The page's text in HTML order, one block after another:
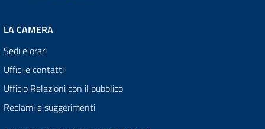
LA CAMERA
Sedi e orari
Uffici e contatti
Ufficio Relazioni con il pubblico
Reclami e suggerimenti